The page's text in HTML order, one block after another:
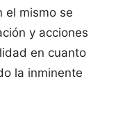
el mismo se
y acciones
en cuanto
la inminente